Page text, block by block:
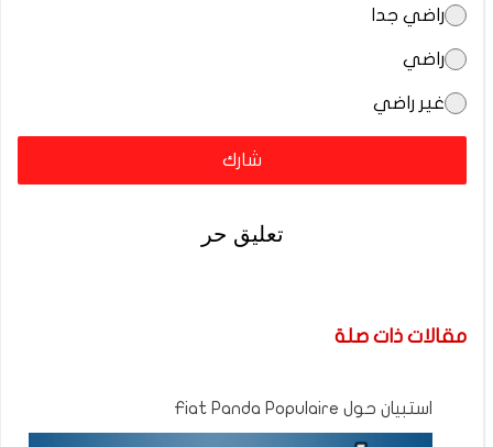
راضي جدا
راضي
غير راضي
شارك
تعليق حر
مقالات ذات صلة
استبيان حول Fiat Panda Populaire